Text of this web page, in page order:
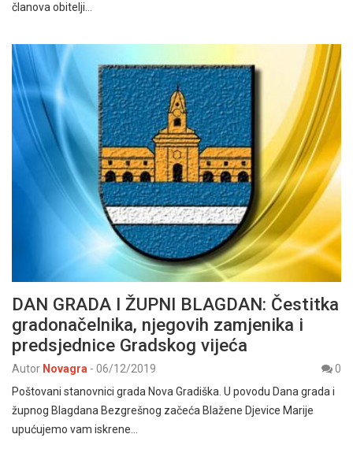
članova obitelji…
DAN GRADA I ŽUPNI BLAGDAN: Čestitka
gradonačelnika, njegovih zamjenika i
predsjednice Gradskog vijeća
Autor Novagra - 06/12/2019
0
Poštovani stanovnici grada Nova Gradiška. U povodu Dana grada i
župnog Blagdana Bezgrešnog začeća Blažene Djevice Marije
upućujemo vam iskrene…